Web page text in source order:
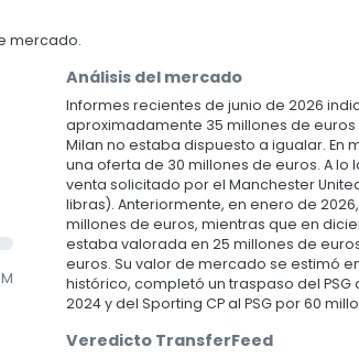
mercado.
Análisis del mercado
Informes recientes de junio de 2026
aproximadamente 35 millones de euros
Milan no estaba dispuesto a igualar.
una oferta de 30 millones de euros. A
venta solicitado por el Manchester
libras). Anteriormente, en enero de
millones de euros, mientras que en
estaba valorada en 25 millones de
euros. Su valor de mercado se estimó
histórico, completó un traspaso del
2024 y del Sporting CP al PSG por 60
Veredicto TransferFeed